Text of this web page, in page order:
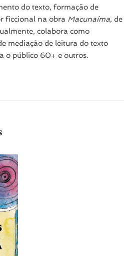
do texto, formação de
ficcional na obra Macunaíma, de
colabora como
mediação de leitura do texto
o público 60+ e outros.